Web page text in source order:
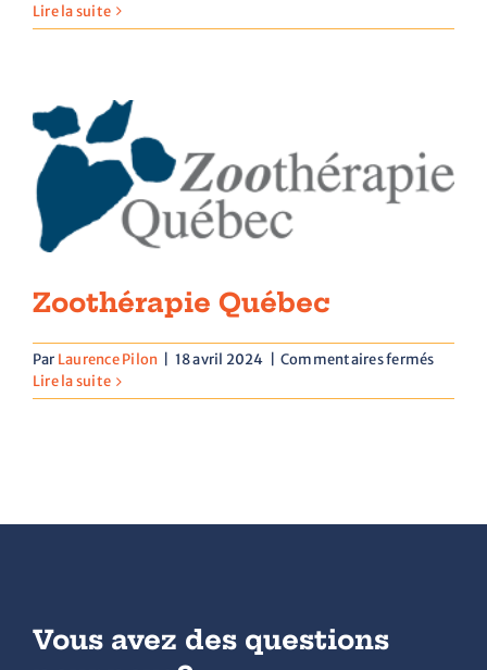
Lire la suite
Zoothérapie Québec
Par Laurence Pilon 18 avril 2024 Commentaires ferméssur
Québec
Lire la suite
Vous avez des questions